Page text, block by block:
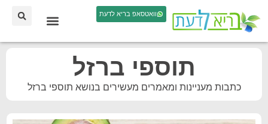
וואטסאפ בריא לדעת
תוספי ברזל
כתבות מעניינות ומאמרים מעשירים בנושא תוספי ברזל